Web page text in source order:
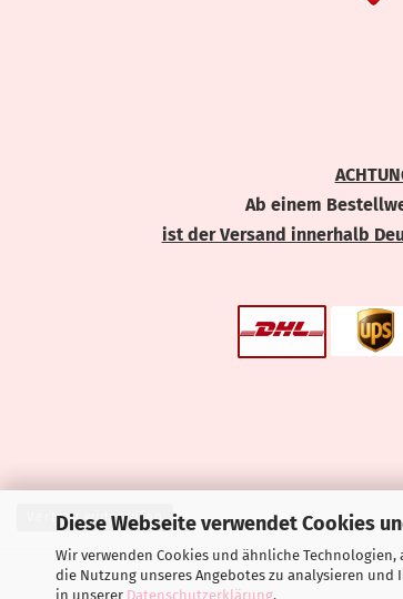
Diese Webseite verwendet Cookies
Wir verwenden Cookies und ähnliche
die Nutzung unseres Angebotes zu analysieren
in unserer Datenschutzerklärung.
Ab einem
ist der Versand innerhalb
Vertrag widerrufen